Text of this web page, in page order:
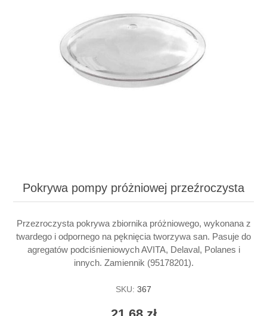
Pokrywa pompy próżniowej przeźroczysta
Przezroczysta pokrywa zbiornika próżniowego, wykonana z
twardego i odpornego na pęknięcia tworzywa san. Pasuje do
agregatów podciśnieniowych AVITA, Delaval, Polanes i
innych. Zamiennik (95178201).
SKU: 367